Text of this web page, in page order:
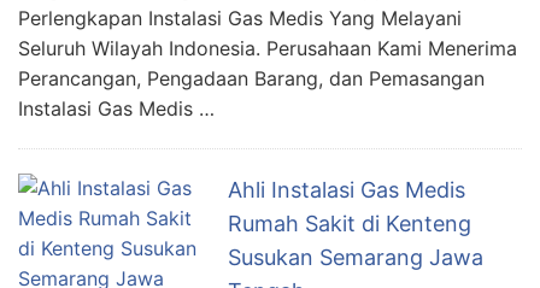
Perlengkapan Instalasi Gas Medis Yang Melayani
Seluruh Wilayah Indonesia. Perusahaan Kami Menerima
Perancangan, Pengadaan Barang, dan Pemasangan
Instalasi Gas Medis …
Ahli Instalasi Gas Medis
Rumah Sakit di Kenteng
Susukan Semarang Jawa